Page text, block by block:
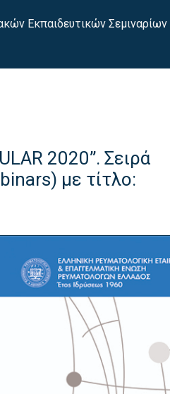
Εκπαιδευτικών Σεμιναρίων
2020”. Σειρά
με τίτλο: